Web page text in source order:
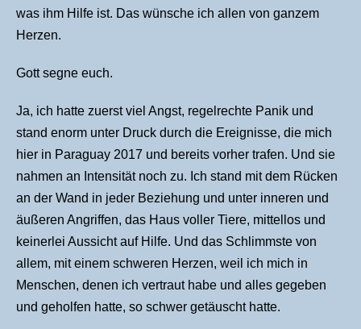
was ihm Hilfe ist. Das wünsche ich allen von ganzem
Herzen.
Gott segne euch.
Ja, ich hatte zuerst viel Angst, regelrechte Panik und
stand enorm unter Druck durch die Ereignisse, die mich
hier in Paraguay 2017 und bereits vorher trafen. Und sie
nahmen an Intensität noch zu. Ich stand mit dem Rücken
an der Wand in jeder Beziehung und unter inneren und
äußeren Angriffen, das Haus voller Tiere, mittellos und
keinerlei Aussicht auf Hilfe. Und das Schlimmste von
allem, mit einem schweren Herzen, weil ich mich in
Menschen, denen ich vertraut habe und alles gegeben
und geholfen hatte, so schwer getäuscht hatte.